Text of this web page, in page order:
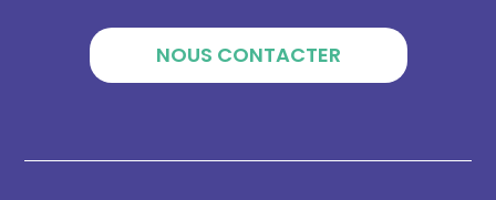
NOUS CONTACTER